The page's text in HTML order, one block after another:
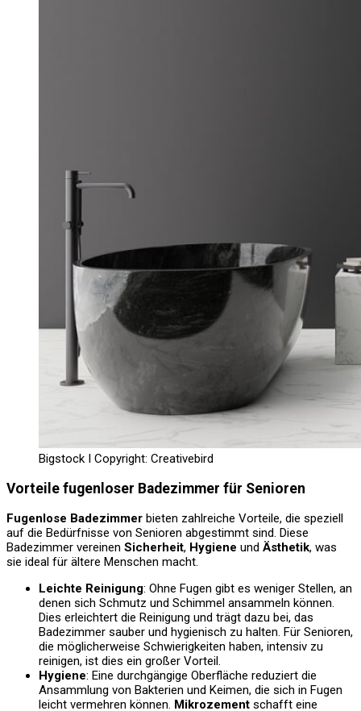
Bigstock I Copyright: Creativebird
Vorteile fugenloser Badezimmer für Senioren
Fugenlose Badezimmer bieten zahlreiche Vorteile, die speziell
auf die Bedürfnisse von Senioren abgestimmt sind. Diese
Badezimmer vereinen Sicherheit, Hygiene und Ästhetik, was
sie ideal für ältere Menschen macht.
Leichte Reinigung: Ohne Fugen gibt es weniger Stellen, an
denen sich Schmutz und Schimmel ansammeln können.
Dies erleichtert die Reinigung und trägt dazu bei, das
Badezimmer sauber und hygienisch zu halten. Für Senioren,
die möglicherweise Schwierigkeiten haben, intensiv zu
reinigen, ist dies ein großer Vorteil.
Hygiene: Eine durchgängige Oberfläche reduziert die
Ansammlung von Bakterien und Keimen, die sich in Fugen
leicht vermehren können. Mikrozement schafft eine